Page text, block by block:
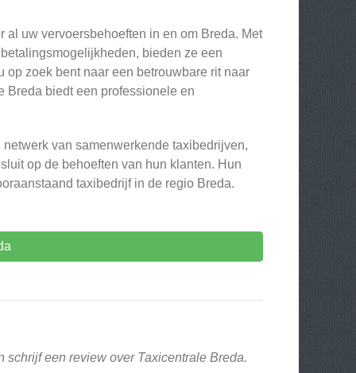
uw vervoersbehoeften in en om Breda. Met
bieden ze een
zoek bent naar een betrouwbare rit naar
Breda biedt een professionele en
van samenwerkende taxibedrijven,
op de behoeften van hun klanten. Hun
taxibedrijf in de regio Breda.
een review over Taxicentrale Breda.